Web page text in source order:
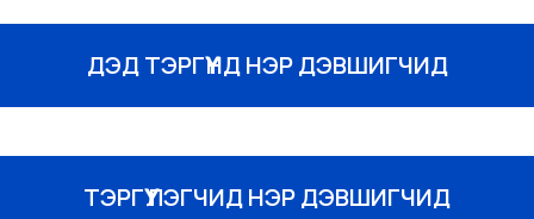
ДЭД ТЭРГҮҮНД НЭР ДЭВШИГЧИД
ТЭРГҮҮЛЭГЧИД НЭР ДЭВШИГЧИД